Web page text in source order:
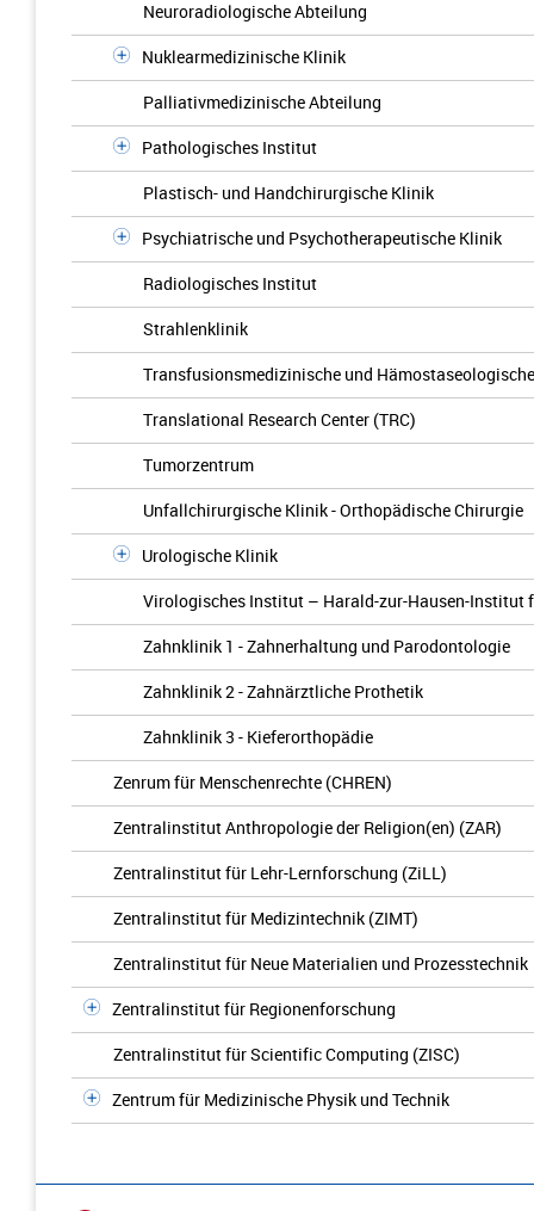
Neuroradiologische Abteilung
Nuklearmedizinische Klinik
Palliativmedizinische Abteilung
Pathologisches Institut
Plastisch- und Handchirurgische Klinik
Psychiatrische und Psychotherapeutische Klinik
Radiologisches Institut
Strahlenklinik
Transfusionsmedizinische und
Translational Research Center (TRC)
Tumorzentrum
Unfallchirurgische Klinik - Orthopädische Chirurgie
Urologische Klinik
Virologisches Institut – Harald-zur-Hausen-Institut
Zahnklinik 1 - Zahnerhaltung und Parodontologie
Zahnklinik 2 - Zahnärztliche Prothetik
Zahnklinik 3 - Kieferorthopädie
Zenrum für Menschenrechte (CHREN)
Zentralinstitut Anthropologie der Religion(en) (ZAR)
Zentralinstitut für Lehr-Lernforschung (ZiLL)
Zentralinstitut für Medizintechnik (ZIMT)
Zentralinstitut für Neue Materialien und Prozesstechnik
Zentralinstitut für Regionenforschung
Zentralinstitut für Scientific Computing (ZISC)
Zentrum für Medizinische Physik und Technik